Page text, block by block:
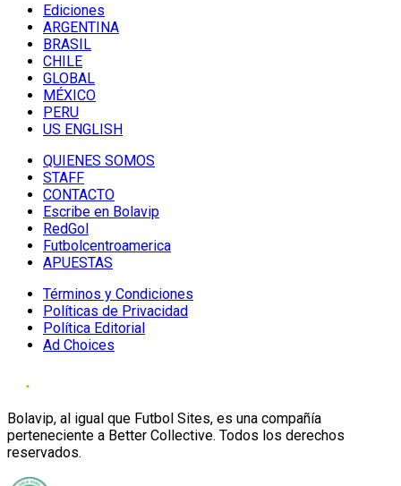
Ediciones
ARGENTINA
BRASIL
CHILE
GLOBAL
MÉXICO
PERU
US ENGLISH
QUIENES SOMOS
STAFF
CONTACTO
Escribe en Bolavip
RedGol
Futbolcentroamerica
APUESTAS
Términos y Condiciones
Políticas de Privacidad
Política Editorial
Ad Choices
Bolavip, al igual que Futbol Sites, es una compañía
perteneciente a Better Collective. Todos los derechos
reservados.